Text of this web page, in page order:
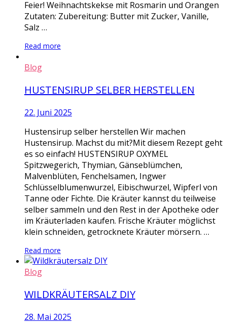
Feier! Weihnachtskekse mit Rosmarin und Orangen
Zutaten: Zubereitung: Butter mit Zucker, Vanille,
Salz …
Read more
Blog
HUSTENSIRUP SELBER HERSTELLEN
22. Juni 2025
Hustensirup selber herstellen Wir machen
Hustensirup. Machst du mit?Mit diesem Rezept geht
es so einfach! HUSTENSIRUP OXYMEL
Spitzwegerich, Thymian, Gänseblümchen,
Malvenblüten, Fenchelsamen, Ingwer
Schlüsselblumenwurzel, Eibischwurzel, Wipferl von
Tanne oder Fichte. Die Kräuter kannst du teilweise
selber sammeln und den Rest in der Apotheke oder
im Kräuterladen kaufen. Frische Kräuter möglichst
klein schneiden, getrocknete Kräuter mörsern. …
Read more
Blog
WILDKRÄUTERSALZ DIY
28. Mai 2025